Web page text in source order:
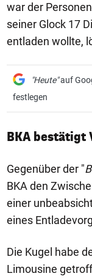
war der
seiner Glock 17
entladen wollte,
"Heute"auf
festlegen
BKA bestätigt
Gegenüber der "
BKA den
einer
eines
Die Kugel habe
Limousine